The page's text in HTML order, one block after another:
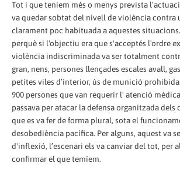
Tot i que teníem més o menys prevista
va quedar sobtat del nivell de violència contra
clarament poc habituada a aquestes
perquè si l'objectiu era que s'acceptés l'ordre
violència indiscriminada va ser totalment
gran, nens, persones llençades escales avall,
petites viles d’interior, ús de munició
900 persones que van requerir l' atenció
passava per atacar la defensa organitzada dels
que es va fer de forma plural, sota el
desobediència pacífica. Per alguns, aquest va
d'inflexió, l’escenari els va canviar del tot, per
confirmar el que temíem.